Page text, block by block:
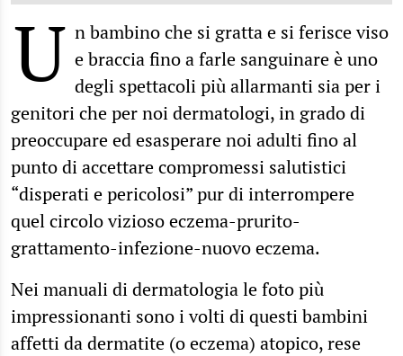
U n bambino che si gratta e si ferisce viso
e braccia fino a farle sanguinare è uno
degli spettacoli più allarmanti sia per i
genitori che per noi dermatologi, in grado di
preoccupare ed esasperare noi adulti fino al
punto di accettare compromessi salutistici
“disperati e pericolosi” pur di interrompere
quel circolo vizioso eczema-prurito-
grattamento-infezione-nuovo eczema.
Nei manuali di dermatologia le foto più
impressionanti sono i volti di questi bambini
affetti da dermatite (o eczema) atopico, rese